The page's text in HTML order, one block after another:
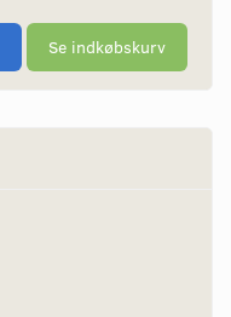
Se indkøbskurv